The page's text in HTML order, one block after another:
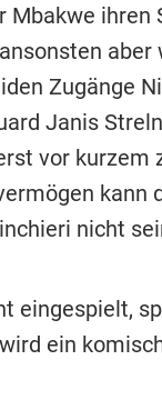
Mbakwe ihren
aber
Zugänge
Janis
vor kurzem
kann
nicht
eingespielt,
ein